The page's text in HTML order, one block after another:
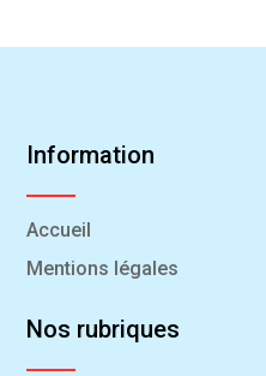
Information
Accueil
Mentions légales
Nos rubriques